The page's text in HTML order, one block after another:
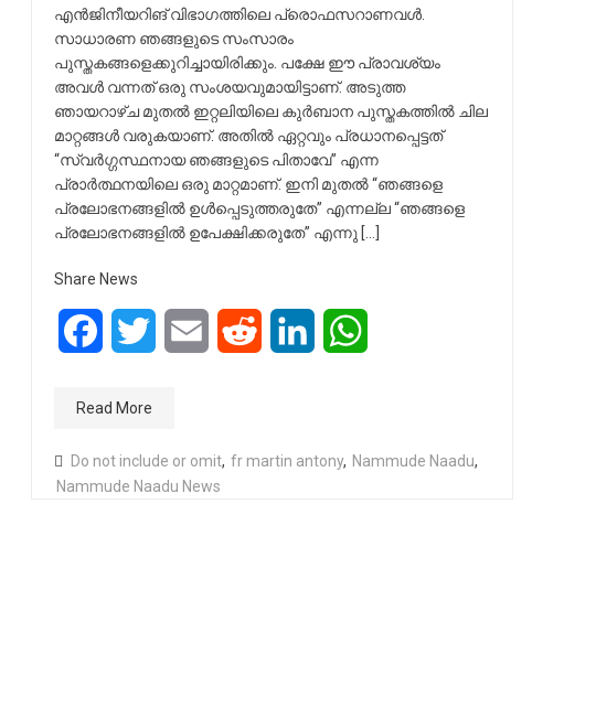
എൻജിനീയറിങ് വിഭാഗത്തിലെ പ്രൊഫസറാണവൾ.
സാധാരണ ഞങ്ങളുടെ സംസാരം
പുസ്തകങ്ങളെക്കുറിച്ചായിരിക്കും. പക്ഷേ ഈ പ്രാവശ്യം
അവൾ വന്നത് ഒരു സംശയവുമായിട്ടാണ്. അടുത്ത
ഞായറാഴ്ച മുതൽ ഇറ്റലിയിലെ കുർബാന പുസ്തകത്തിൽ ചില
മാറ്റങ്ങൾ വരുകയാണ്. അതിൽ ഏറ്റവും പ്രധാനപ്പെട്ടത്
“സ്വർഗ്ഗസ്ഥനായ ഞങ്ങളുടെ പിതാവേ” എന്ന
പ്രാർത്ഥനയിലെ ഒരു മാറ്റമാണ്. ഇനി മുതൽ “ഞങ്ങളെ
പ്രലോഭനങ്ങളിൽ ഉൾപ്പെടുത്തരുതേ” എന്നല്ല “ഞങ്ങളെ
പ്രലോഭനങ്ങളിൽ ഉപേക്ഷിക്കരുതേ” എന്നു […]
Share News
FacebookTwitter Email Reddit LinkedIn
Read More
Do not include or omit, fr martin antony, Nammude Naadu,
Nammude Naadu News